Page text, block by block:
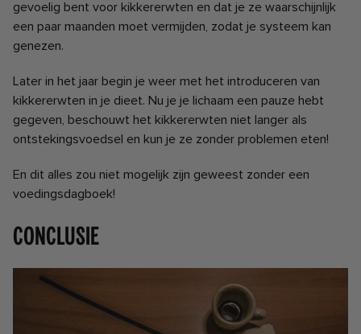
gevoelig bent voor kikkererwten en dat je ze waarschijnlijk
een paar maanden moet vermijden, zodat je systeem kan
genezen.
Later in het jaar begin je weer met het introduceren van
kikkererwten in je dieet. Nu je je lichaam een ​​pauze hebt
gegeven, beschouwt het kikkererwten niet langer als
ontstekingsvoedsel en kun je ze zonder problemen eten!
En dit alles zou niet mogelijk zijn geweest zonder een
voedingsdagboek!
Conclusie